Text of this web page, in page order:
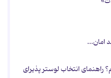
امان...
راهنمای انتخاب لوستر پذیرای